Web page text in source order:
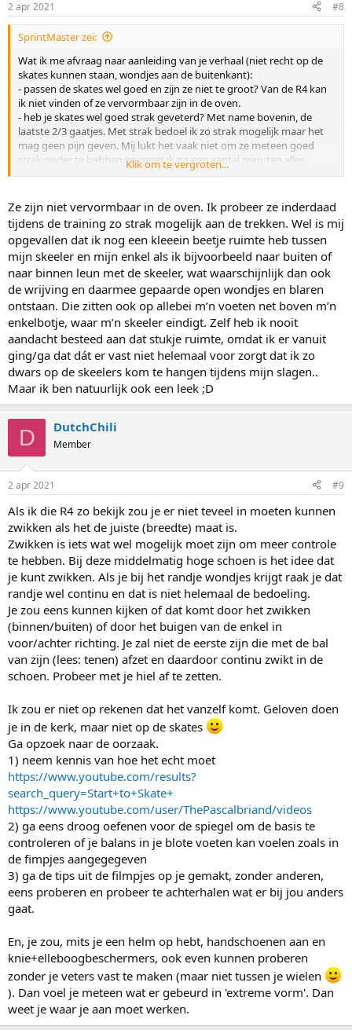
2 apr 2021 #8
SprintMaster zei:
Wat ik me afvraag naar aanleiding van je verhaal (niet recht op de
skates kunnen staan, wondjes aan de buitenkant):
- passen de skates wel goed en zijn ze niet te groot? Van de R4 kan
ik niet vinden of ze vervormbaar zijn in de oven.
- heb je skates wel goed strak geveterd? Met name bovenin, de
laatste 2/3 gaatjes. Met strak bedoel ik zo strak mogelijk maar het
mag geen pijn geven. Mij lukt het vaak niet om ze meteen goed
strak onder te hebben en moet ik na een aantal minuten alles
losmaken waarna ik bovenin de boel wel goed strak heb zitten.
Klik om te vergroten...
Ze zijn niet vervormbaar in de oven. Ik probeer ze inderdaad
tijdens de training zo strak mogelijk aan de trekken. Wel is mij
opgevallen dat ik nog een kleeein beetje ruimte heb tussen
mijn skeeler en mijn enkel als ik bijvoorbeeld naar buiten of
naar binnen leun met de skeeler, wat waarschijnlijk dan ook
de wrijving en daarmee gepaarde open wondjes en blaren
ontstaan. Die zitten ook op allebei m’n voeten net boven m’n
enkelbotje, waar m’n skeeler eindigt. Zelf heb ik nooit
aandacht besteed aan dat stukje ruimte, omdat ik er vanuit
ging/ga dat dát er vast niet helemaal voor zorgt dat ik zo
dwars op de skeelers kom te hangen tijdens mijn slagen..
Maar ik ben natuurlijk ook een leek ;D
D DutchChili
Member
2 apr 2021 #9
Als ik die R4 zo bekijk zou je er niet teveel in moeten kunnen
zwikken als het de juiste (breedte) maat is.
Zwikken is iets wat wel mogelijk moet zijn om meer controle
te hebben. Bij deze middelmatig hoge schoen is het idee dat
je kunt zwikken. Als je bij het randje wondjes krijgt raak je dat
randje wel continu en dat is niet helemaal de bedoeling.
Je zou eens kunnen kijken of dat komt door het zwikken
(binnen/buiten) of door het buigen van de enkel in
voor/achter richting. Je zal niet de eerste zijn die met de bal
van zijn (lees: tenen) afzet en daardoor continu zwikt in de
schoen. Probeer met je hiel af te zetten.
Ik zou er niet op rekenen dat het vanzelf komt. Geloven doen
je in de kerk, maar niet op de skates
Ga opzoek naar de oorzaak.
1) neem kennis van hoe het echt moet
https://www.youtube.com/results?
search_query=Start+to+Skate+
https://www.youtube.com/user/ThePascalbriand/videos
2) ga eens droog oefenen voor de spiegel om de basis te
controleren of je balans in je blote voeten kan voelen zoals in
de fimpjes aangegegeven
3) ga de tips uit de filmpjes op je gemakt, zonder anderen,
eens proberen en probeer te achterhalen wat er bij jou anders
gaat.
En, je zou, mits je een helm op hebt, handschoenen aan en
knie+elleboogbeschermers, ook even kunnen proberen
zonder je veters vast te maken (maar niet tussen je wielen
). Dan voel je meteen wat er gebeurd in 'extreme vorm'. Dan
weet je waar je aan moet werken.